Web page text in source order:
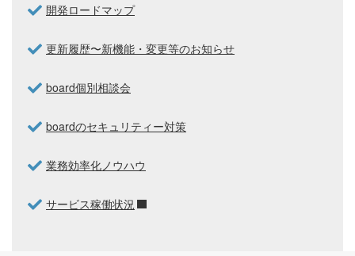
開発ロードマップ
更新履歴〜新機能・変更等のお知らせ
board個別相談会
boardのセキュリティー対策
業務効率化ノウハウ
サービス稼働状況